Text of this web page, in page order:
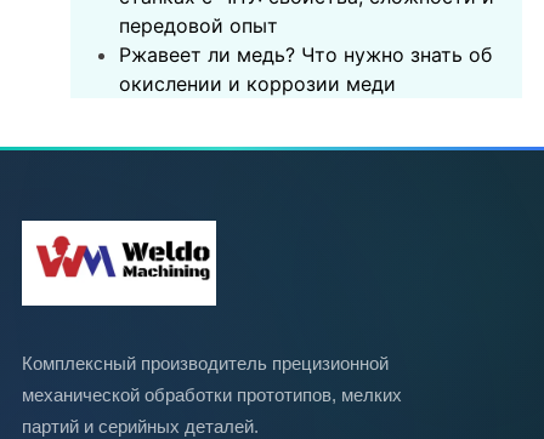
передовой опыт
Ржавеет ли медь? Что нужно знать об
окислении и коррозии меди
Комплексный производитель прецизионной
механической обработки прототипов, мелких
партий и серийных деталей.